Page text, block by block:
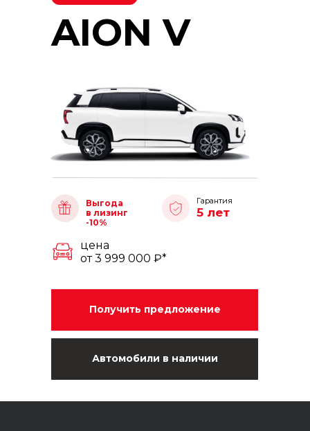
AION V
Получить предложение
Автомобили в наличии
Гарантия
5 лет
Выгода
в лизинг
-10%
цена
от 3 999 000 ₽*